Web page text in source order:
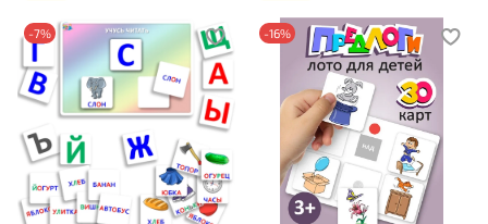
-7% -16%